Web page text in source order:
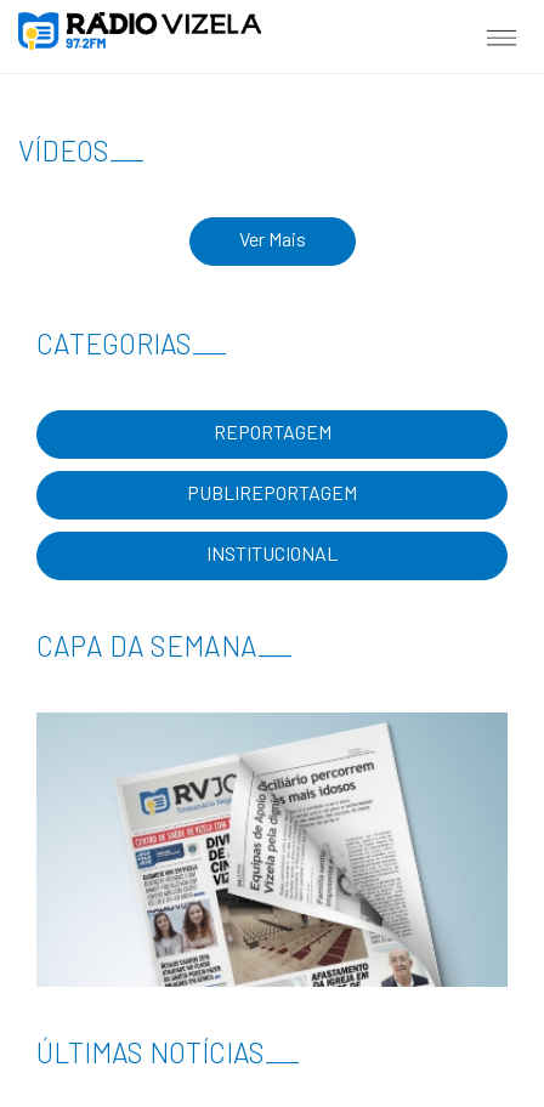
VÍDEOS
Ver Mais
CATEGORIAS
REPORTAGEM
PUBLIREPORTAGEM
INSTITUCIONAL
CAPA DA SEMANA
ÚLTIMAS NOTÍCIAS